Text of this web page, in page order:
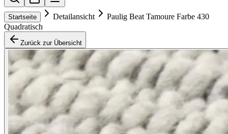
Startseite Detailansicht
Paulig Beat Tamoure Farbe 430
Quadratisch
Zurück zur Übersicht